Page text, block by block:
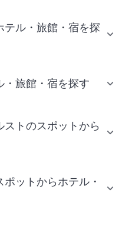
テル・旅館・宿を探
・旅館・宿を探す
トのスポットから
ットからホテル・